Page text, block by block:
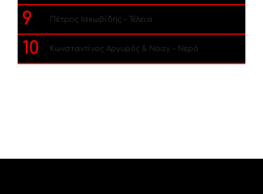
9 Πέτρος Ιακωβίδης – Τέλεια
10 Κωνσταντίνος Αργυρός & Noizy – Νερό